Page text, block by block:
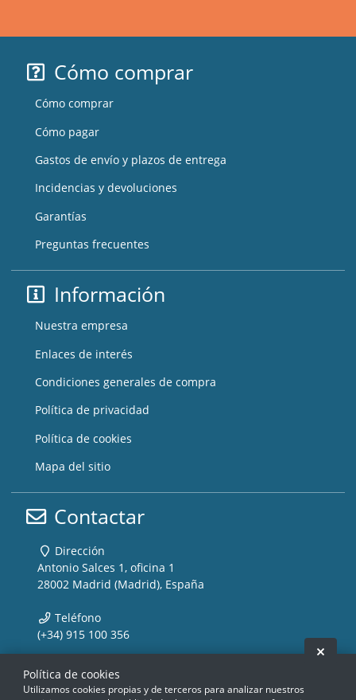
Cómo comprar
Cómo comprar
Cómo pagar
Gastos de envío y plazos de entrega
Incidencias y devoluciones
Garantías
Preguntas frecuentes
Información
Nuestra empresa
Enlaces de interés
Condiciones generales de compra
Política de privacidad
Política de cookies
Mapa del sitio
Contactar
Dirección
Antonio Salces 1, oficina 1
28002 Madrid (Madrid), España
Teléfono
(+34) 915 100 356
Email
info@storemusic-live.com
Política de cookies
Utilizamos cookies propias y de terceros para analizar nuestros